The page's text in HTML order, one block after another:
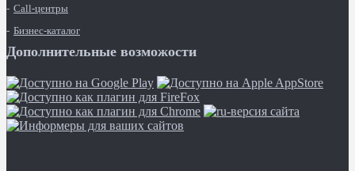
Call-центры
Бизнес-каталог
Дополнительные возможости